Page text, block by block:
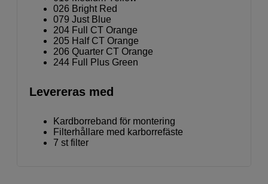
026 Bright Red
079 Just Blue
204 Full CT Orange
205 Half CT Orange
206 Quarter CT Orange
244 Full Plus Green
Levereras med
Kardborreband för montering
Filterhållare med karborrefäste
7 st filter